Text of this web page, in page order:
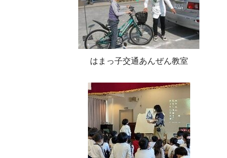
はまっ子交通あんぜん教室